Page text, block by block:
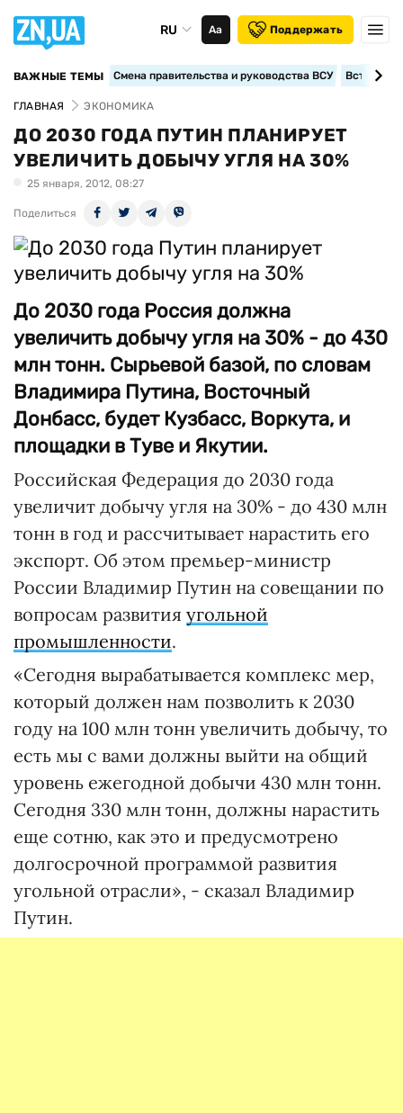
RU Аа Поддержать
ВАЖНЫЕ ТЕМЫ Смена правительства и руководства ВСУ
ГЛАВНАЯ ЭКОНОМИКА
ДО 2030 ГОДА ПУТИН ПЛАНИРУЕТ
УВЕЛИЧИТЬ ДОБЫЧУ УГЛЯ НА 30%
25 января, 2012, 08:27
Поделиться
До 2030 года Россия должна
увеличить добычу угля на 30% - до 430
млн тонн. Сырьевой базой, по словам
Владимира Путина, Восточный
Донбасс, будет Кузбасс, Воркута, и
площадки в Туве и Якутии.
Российская Федерация до 2030 года
увеличит добычу угля на 30% - до 430 млн
тонн в год и рассчитывает нарастить его
экспорт. Об этом премьер-министр
России Владимир Путин на совещании по
вопросам развития угольной
промышленности.
«Сегодня вырабатывается комплекс мер,
который должен нам позволить к 2030
году на 100 млн тонн увеличить добычу, то
есть мы с вами должны выйти на общий
уровень ежегодной добычи 430 млн тонн.
Сегодня 330 млн тонн, должны нарастить
еще сотню, как это и предусмотрено
долгосрочной программой развития
угольной отрасли», - сказал Владимир
Путин.